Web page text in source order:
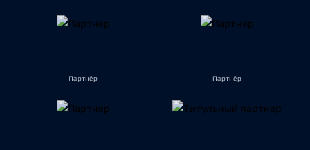
Партнёр Партнёр